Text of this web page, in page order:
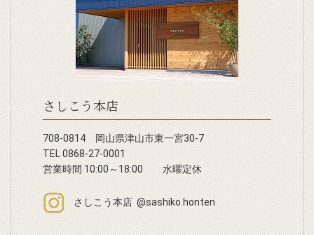
さしこう本店
708-0814 岡山県津山市東一宮30-7
TEL 0868-27-0001
営業時間 10:00～18:00 水曜定休
さしこう本店 @sashiko.honten